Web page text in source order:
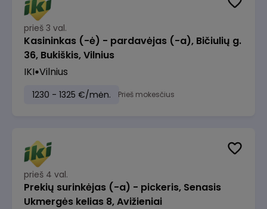
prieš 3 val.
Kasininkas (-ė) - pardavėjas (-a), Bičiulių g.
36, Bukiškis, Vilnius
IKI Vilnius
1230 - 1325 €/mėn. Prieš mokesčius
prieš 4 val.
Prekių surinkėjas (-a) - pickeris, Senasis
Ukmergės kelias 8, Avižieniai